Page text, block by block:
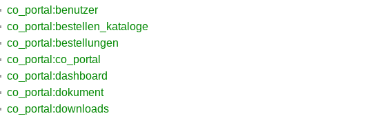
co_portal:benutzer
co_portal:bestellen_kataloge
co_portal:bestellungen
co_portal:co_portal
co_portal:dashboard
co_portal:dokument
co_portal:downloads